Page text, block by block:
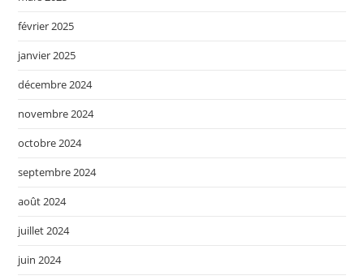
février 2025
janvier 2025
décembre 2024
novembre 2024
octobre 2024
septembre 2024
août 2024
juillet 2024
juin 2024